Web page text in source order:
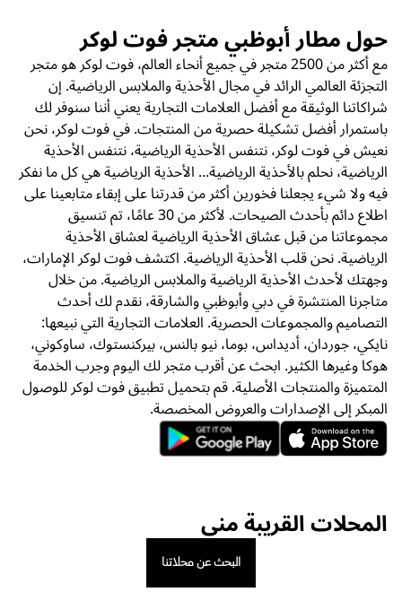
حول مطار أبوظبي متجر فوت لوكر
مع أكثر من 2500 متجر في جميع أنحاء العالم، فوت لوكر هو متجر
التجزئة العالمي الرائد في مجال الأحذية والملابس الرياضية. إن
شراكاتنا الوثيقة مع أفضل العلامات التجارية يعني أننا سنوفر لك
باستمرار أفضل تشكيلة حصرية من المنتجات. في فوت لوكر، نحن
نعيش في فوت لوكر، نتنفس الأحذية الرياضية، نتنفس الأحذية
الرياضية، نحلم بالأحذية الرياضية... الأحذية الرياضية هي كل ما نفكر
فيه ولا شيء يجعلنا فخورين أكثر من قدرتنا على إبقاء متابعينا على
اطلاع دائم بأحدث الصيحات. لأكثر من 30 عامًا، تم تنسيق
مجموعاتنا من قبل عشاق الأحذية الرياضية لعشاق الأحذية
الرياضية. نحن قلب الأحذية الرياضية. اكتشف فوت لوكر الإمارات،
وجهتك لأحدث الأحذية الرياضية والملابس الرياضية. من خلال
متاجرنا المنتشرة في دبي وأبوظبي والشارقة، نقدم لك أحدث
التصاميم والمجموعات الحصرية. العلامات التجارية التي نبيعها:
نايكي، جوردان، أديداس، بوما، نيو بالنس، بيركنستوك، ساوكوني،
هوكا وغيرها الكثير. ابحث عن أقرب متجر لك اليوم وجرب الخدمة
المتميزة والمنتجات الأصلية. قم بتحميل تطبيق فوت لوكر للوصول
المبكر إلى الإصدارات والعروض المخصصة.
المحلات القريبة مني
البحث عن محلاتنا